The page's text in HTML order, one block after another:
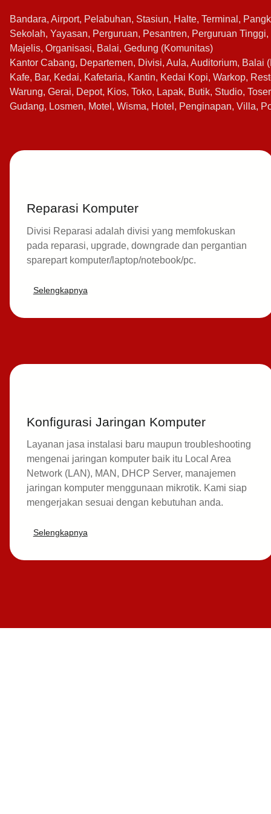
Bandara, Airport, Pelabuhan, Stasiun, Halte, Terminal,
Sekolah, Yayasan, Perguruan, Pesantren, Perguruan
Majelis, Organisasi, Balai, Gedung (Komunitas)
Kantor Cabang, Departemen, Divisi, Aula, Auditorium, Balai
Kafe, Bar, Kedai, Kafetaria, Kantin, Kedai Kopi, Warkop,
Warung, Gerai, Depot, Kios, Toko, Lapak, Butik, Studio,
Gudang, Losmen, Motel, Wisma, Hotel, Penginapan, Villa,
Reparasi Komputer
Divisi Reparasi adalah divisi yang memfokuskan
pada reparasi, upgrade, downgrade dan pergantian
sparepart komputer/laptop/notebook/pc.
Selengkapnya
Konfigurasi Jaringan Komputer
Layanan jasa instalasi baru maupun troubleshooting
mengenai jaringan komputer baik itu Local Area
Network (LAN), MAN, DHCP Server, manajemen
jaringan komputer menggunaan mikrotik. Kami siap
mengerjakan sesuai dengan kebutuhan anda.
Selengkapnya